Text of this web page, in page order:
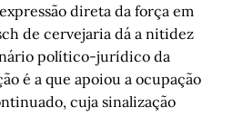
direta da força em
de cervejaria dá a nitidez
político-jurídico da
é a que apoiou a ocupação
cuja sinalização